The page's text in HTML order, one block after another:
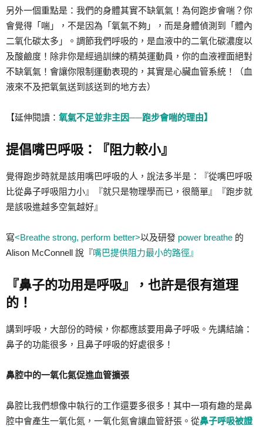
另外一個重點是：我們的身體其實不缺氧氣！為何跑步會喘？你
會覺得「喘」，不是因為「氧氣不夠」，而是身體偵測到「體內
二氧化碳太多」。調節我們呼吸的，是血液中的二氧化碳濃度以
及酸鹼度！除非你是經過訓練的精英運動員，你的血液裡面絕對
不缺氧氣！會讓你限制運動表現的，其實是心臟血管系統！（血
液來不及把氧氣送到該送到的地方去）
【延伸閱讀： 氧氣不足並非主因──跑步會喘的理由】
提倡嘴巴呼吸：『阻力較小』
覺得跑步時就是該用嘴巴呼吸的人，說法多半是：『從嘴巴呼吸
比從鼻子呼吸阻力小』『就只是物理學而已，很簡單』『跑步就
是該吸進越多空氣越好』
寫<Breathe strong, perform better>以及研發 power breathe 的
Alison McConnell 說『嘴巴提供阻力最小的路徑』
『鼻子的功用是呼吸』，也許是很有道理
的！
講到呼吸，大部份的時候，你都應該要用鼻子呼吸。先講結論：
鼻子的功能很多，且鼻子呼吸的好處很多！
鼻腔中的一氧化氮促進血管擴張
鼻腔比我們想像中執行的工作還要多很多！其中一項有趣的是鼻
腔中會產生一氧化氮，一氧化氮會讓血管舒張。從鼻子呼吸被證